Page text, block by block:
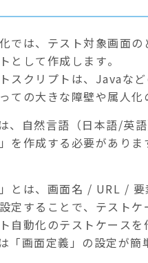
では、テスト対象画面
として作成します。
スクリプトは、Javaな
ての大きな障壁や属人化
、自然言語（日本語/英
を作成する必要がありま
」とは、画面名 / URL /
定することで、テスト
自動化のテストケースを
「画面定義」の設定が簡